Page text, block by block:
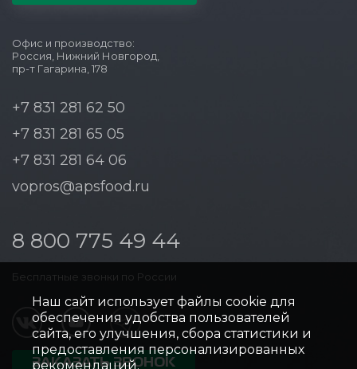
Офис и производство:
Россия, Нижний Новгород,
пр-т Гагарина, 178
+7 831 281 62 50
+7 831 281 65 05
+7 831 281 64 06
vopros@apsfood.ru
8 800 775 49 44
Бесплатные звонки по России
ЗАКАЗАТЬ ЗВОНОК
Наш сайт использует файлы cookie для
обеспечения удобства пользователей
сайта, его улучшения, сбора статистики и
предоставления персонализированных
рекомендаций.